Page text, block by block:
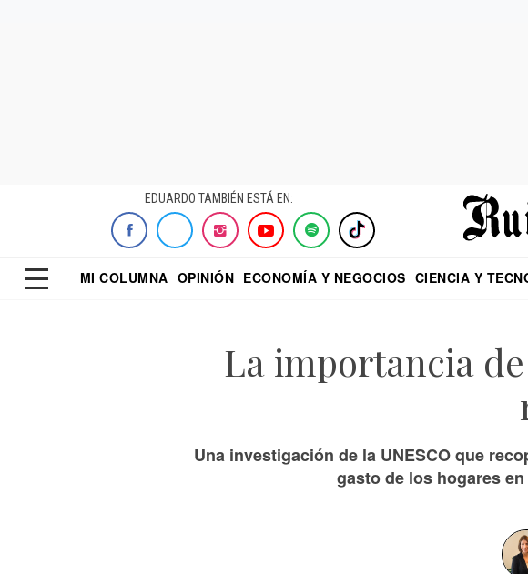
EDUARDO TAMBIÉN ESTÁ EN:
MI COLUMNA OPINIÓN ECONOMÍA Y NEGOCIOS CIENCIA Y
La importancia
Una investigación de la UNESCO que
gasto de los hogares